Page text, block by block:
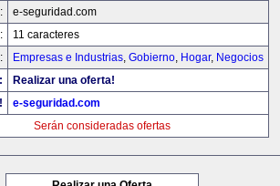
e-seguridad.com
11 caracteres
Empresas e Industrias, Gobierno, Hogar, Negocios
Realizar una oferta!
e-seguridad.com
Serán consideradas ofertas